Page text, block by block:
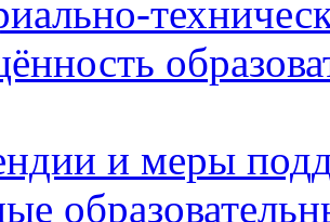
и меры